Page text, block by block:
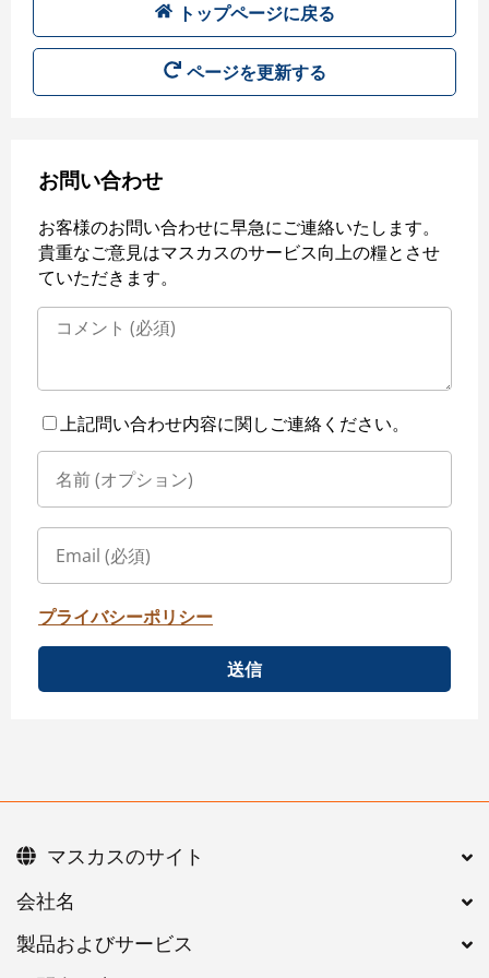
トップページに戻る
ページを更新する
お問い合わせ
お客様のお問い合わせに早急にご連絡いたします。
貴重なご意見はマスカスのサービス向上の糧とさせ
ていただきます。
上記問い合わせ内容に関しご連絡ください。
プライバシーポリシー
送信
会社名
製品およびサービス
マスカスのサイト